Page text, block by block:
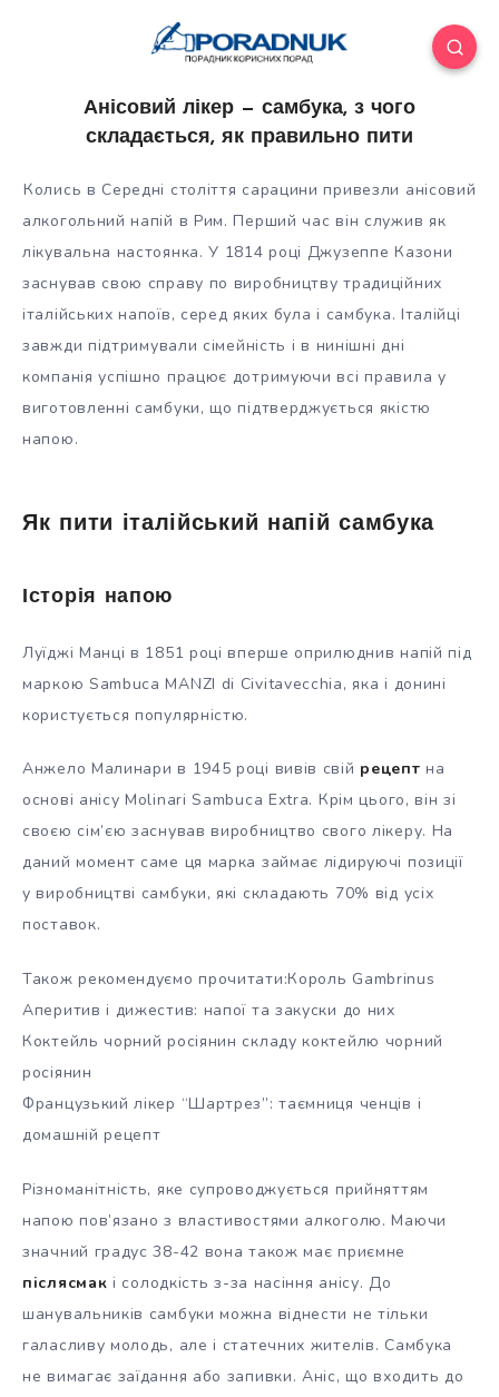
Анісовий лікер — самбука, з чого
складається, як правильно пити
Колись в Середні століття сарацини привезли анісовий
алкогольний напій в Рим. Перший час він служив як
лікувальна настоянка. У 1814 році Джузеппе Казони
заснував свою справу по виробництву традиційних
італійських напоїв, серед яких була і самбука. Італійці
завжди підтримували сімейність і в нинішні дні
компанія успішно працює дотримуючи всі правила у
виготовленні самбуки, що підтверджується якістю
напою.
Як пити італійський напій самбука
Історія напою
Луїджі Манці в 1851 році вперше оприлюднив напій під
маркою Sambuca MANZI di Civitavecchia, яка і донині
користується популярністю.
Анжело Малинари в 1945 році вивів свій рецепт на
основі анісу Molinari Sambuca Extra. Крім цього, він зі
своєю сім’єю заснував виробництво свого лікеру. На
даний момент саме ця марка займає лідируючі позиції
у виробництві самбуки, які складають 70% від усіх
поставок.
Також рекомендуємо прочитати:Король Gambrinus
Аперитив і дижестив: напої та закуски до них
Коктейль чорний росіянин складу коктейлю чорний
росіянин
Французький лікер “Шартрез”: таємниця ченців і
домашній рецепт
Різноманітність, яке супроводжується прийняттям
напою пов’язано з властивостями алкоголю. Маючи
значний градус 38-42 вона також має приємне
післясмак і солодкість з-за насіння анісу. До
шанувальників самбуки можна віднести не тільки
галасливу молодь, але і статечних жителів. Самбука
не вимагає заїдання або запивки. Аніс, що входить до